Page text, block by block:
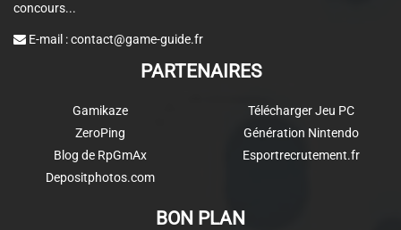
concours...
E-mail :contact@game-guide.fr
PARTENAIRES
Gamikaze
ZeroPing
Blog de RpGmAx
Depositphotos.com
Télécharger Jeu PC
Génération Nintendo
Esportrecrutement.fr
BON PLAN